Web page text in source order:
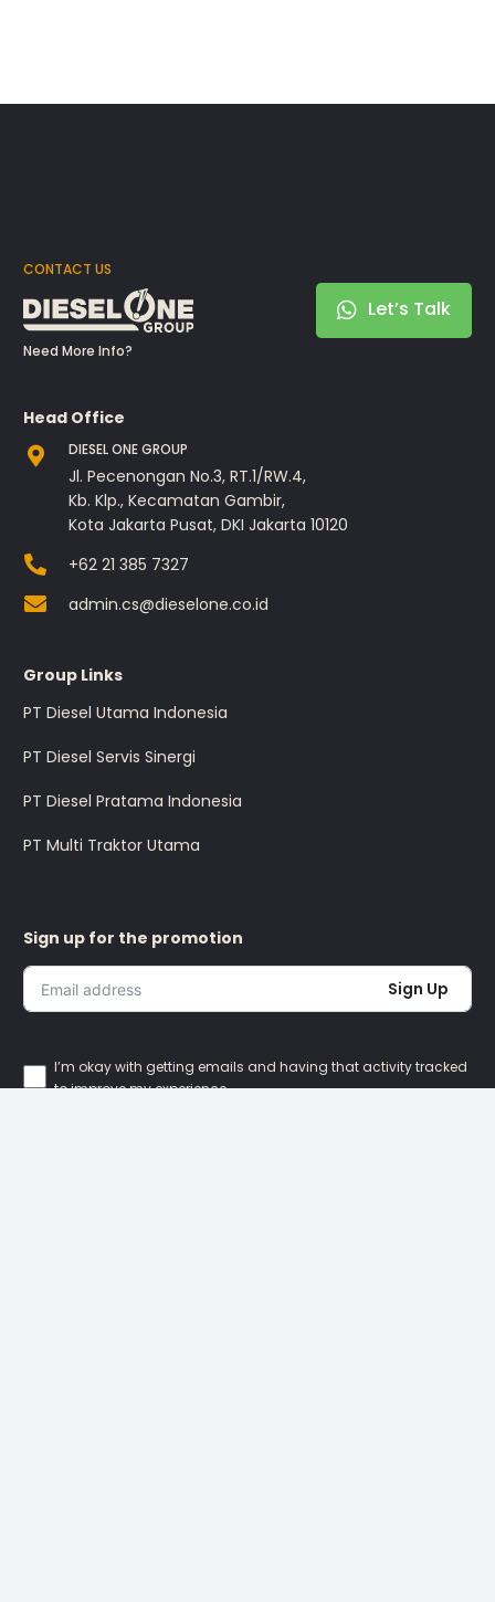
CONTACT US
Need More Info?
Let’s Talk
Head Office
DIESEL ONE GROUP
Jl. Pecenongan No.3, RT.1/RW.4,
Kb. Klp., Kecamatan Gambir,
Kota Jakarta Pusat, DKI Jakarta 10120
+62 21 385 7327
admin.cs@dieselone.co.id
Group Links
PT Diesel Utama Indonesia
PT Diesel Servis Sinergi
PT Diesel Pratama Indonesia
PT Multi Traktor Utama
Sign up for the promotion
Sign Up
I’m okay with getting emails and having that activity tracked
to improve my experience.